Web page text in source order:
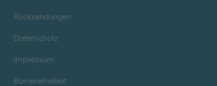
Rücksendungen
Datenschutz
Impressum
Barrierefreiheit